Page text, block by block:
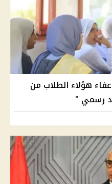
هؤلاء الطلاب من
رسمي "